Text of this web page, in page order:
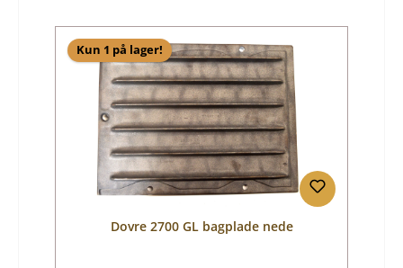
Kun 1 på lager!
Dovre 2700 GL bagplade nede